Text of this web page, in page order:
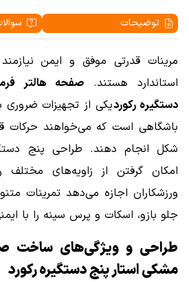
توضیحات
مرینات قدرتی موفق و ایمن
استاندارد هستند. صفحه هالتر
دستگیره رکوردیکی از تجهیزات ضروری
باشگاهی است که می‌خواهند حرکات
شکل انجام دهند. طراحی پنج
امکان گرفتن از زاویه‌های
ورزشکاران اجازه می‌دهد تمرینات
جلو بازو، اسکات و پرس سینه را با
طراحی و ویژگی‌های ساخت
مشکی استار پنج دستگیره رکورد